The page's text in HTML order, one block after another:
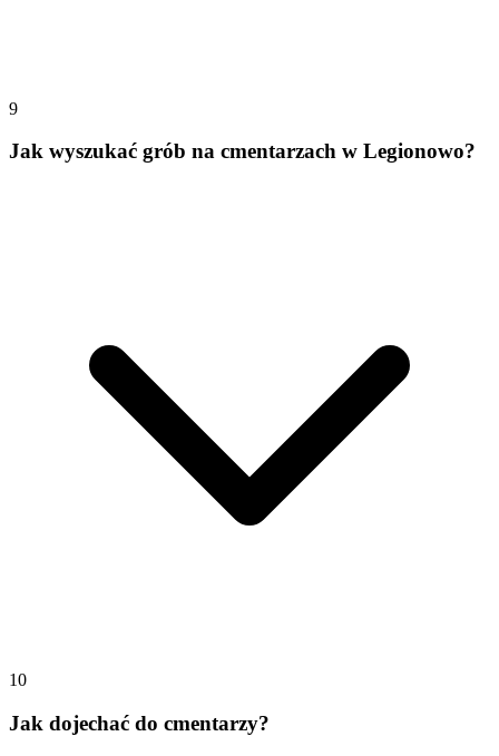
9
Jak wyszukać grób na cmentarzach w Legionowo?
10
Jak dojechać do cmentarzy?